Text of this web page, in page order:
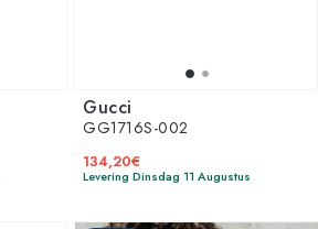
Gucci
GG1716S-002
134,20€
Levering Dinsdag 11 Augustus